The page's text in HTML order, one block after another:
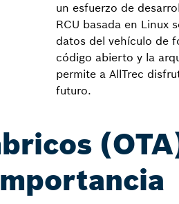
un esfuerzo de
RCU basada en Linux
datos del vehículo de
código abierto y la
permite a AllTrec
futuro.